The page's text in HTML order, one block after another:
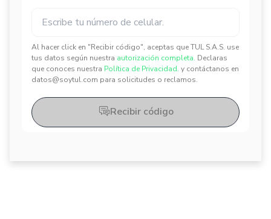
Al hacer click en "Recibir código", aceptas que TUL S.A.S. use
tus datos según nuestra autorización completa. Declaras
que conoces nuestra Política de Privacidad. y contáctanos en
datos@soytul.com para solicitudes o reclamos.
✕
✕
Recibir código